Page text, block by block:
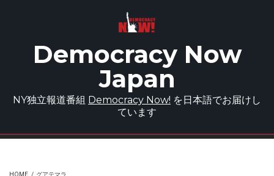
Democracy Now
Japan
NY独立報道番組 Democracy Now! を日本語でお届けし
ています
HOME / グアテマラ